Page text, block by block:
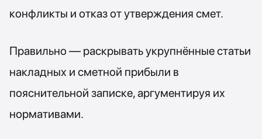
конфликты и отказ от утверждения смет.
Правильно — раскрывать укрупнённые статьи
накладных и сметной прибыли в
пояснительной записке, аргументируя их
нормативами.